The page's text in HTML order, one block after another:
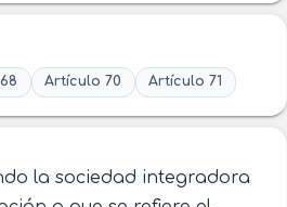
Artículo 70 Artículo 71
la sociedad integradora